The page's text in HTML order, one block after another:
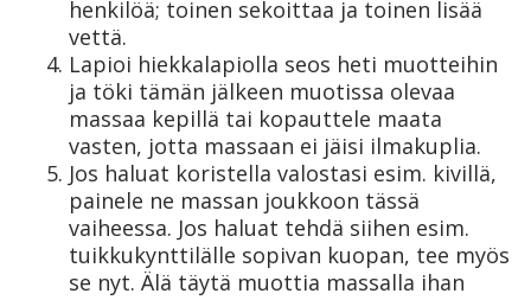
henkilöä; toinen sekoittaa ja toinen lisää
vettä.
Lapioi hiekkalapiolla seos heti muotteihin
ja töki tämän jälkeen muotissa olevaa
massaa kepillä tai kopauttele maata
vasten, jotta massaan ei jäisi ilmakuplia.
Jos haluat koristella valostasi esim. kivillä,
painele ne massan joukkoon tässä
vaiheessa. Jos haluat tehdä siihen esim.
tuikkukynttilälle sopivan kuopan, tee myös
se nyt. Älä täytä muottia massalla ihan